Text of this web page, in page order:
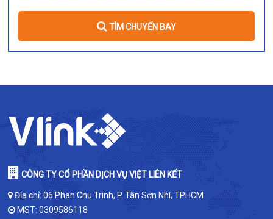
TÌM CHUYẾN BAY
CÔNG TY CỔ PHẦN DỊCH VỤ VIỆT LIÊN KẾT
Địa chỉ: 06 Phan Chu Trinh, P. Tân Sơn Nhì, TPHCM
MST: 0309586118